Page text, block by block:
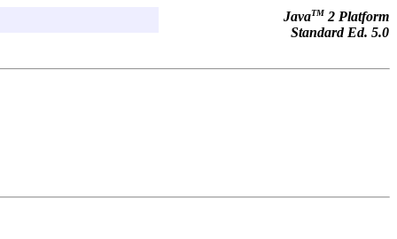
JavaTM 2 Platform
Standard Ed. 5.0